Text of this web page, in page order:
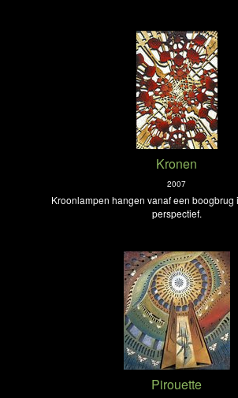
Kronen
2007
Kroonlampen hangen vanaf een boogbrug
perspectief.
Pirouette